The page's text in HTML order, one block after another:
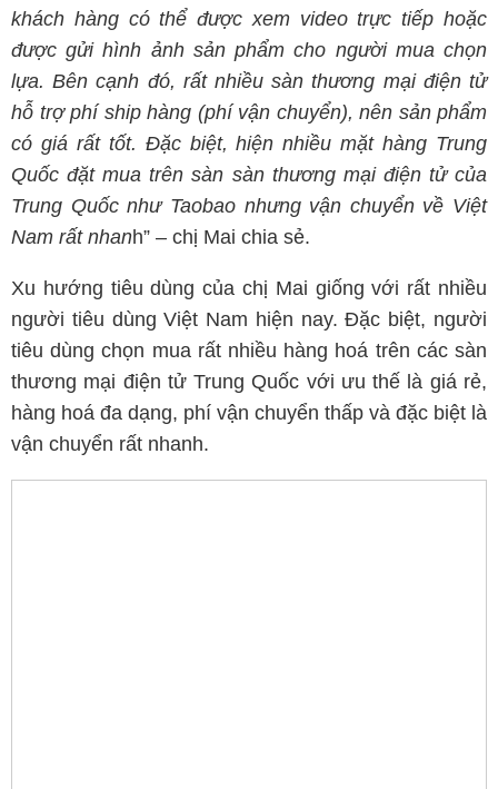
khách hàng có thể được xem video trực tiếp hoặc
được gửi hình ảnh sản phẩm cho người mua chọn
lựa. Bên cạnh đó, rất nhiều sàn thương mại điện tử
hỗ trợ phí ship hàng (phí vận chuyển), nên sản phẩm
có giá rất tốt. Đặc biệt, hiện nhiều mặt hàng Trung
Quốc đặt mua trên sàn sàn thương mại điện tử của
Trung Quốc như Taobao nhưng vận chuyển về Việt
Nam rất nhanh” – chị Mai chia sẻ.
Xu hướng tiêu dùng của chị Mai giống với rất nhiều
người tiêu dùng Việt Nam hiện nay. Đặc biệt, người
tiêu dùng chọn mua rất nhiều hàng hoá trên các sàn
thương mại điện tử Trung Quốc với ưu thế là giá rẻ,
hàng hoá đa dạng, phí vận chuyển thấp và đặc biệt là
vận chuyển rất nhanh.